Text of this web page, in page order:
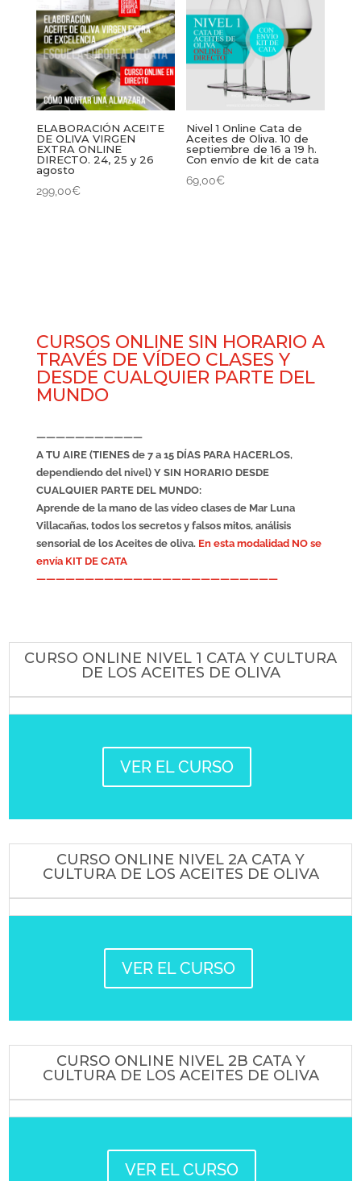
ELABORACIÓN ACEITE
DE OLIVA VIRGEN
EXTRA ONLINE
DIRECTO. 24, 25 y 26
agosto
299,00€
Nivel 1 Online Cata de
Aceites de Oliva. 10 de
septiembre de 16 a 19 h.
Con envío de kit de cata
69,00€
CURSOS ONLINE SIN HORARIO A
TRAVÉS DE VÍDEO CLASES Y
DESDE CUALQUIER PARTE DEL
MUNDO
———————————
A TU AIRE (TIENES de 7 a 15 DÍAS PARA HACERLOS,
dependiendo del nivel) Y SIN HORARIO DESDE
CUALQUIER PARTE DEL MUNDO:
Aprende de la mano de las vídeo clases de Mar Luna
Villacañas, todos los secretos y falsos mitos, análisis
sensorial de los Aceites de oliva.En esta modalidad NO se
envía KIT DE CATA
—————————————————————————
CURSO ONLINE NIVEL 1 CATA Y CULTURA
DE LOS ACEITES DE OLIVA
VER EL CURSO
CURSO ONLINE NIVEL 2A CATA Y
CULTURA DE LOS ACEITES DE OLIVA
VER EL CURSO
CURSO ONLINE NIVEL 2B CATA Y
CULTURA DE LOS ACEITES DE OLIVA
VER EL CURSO